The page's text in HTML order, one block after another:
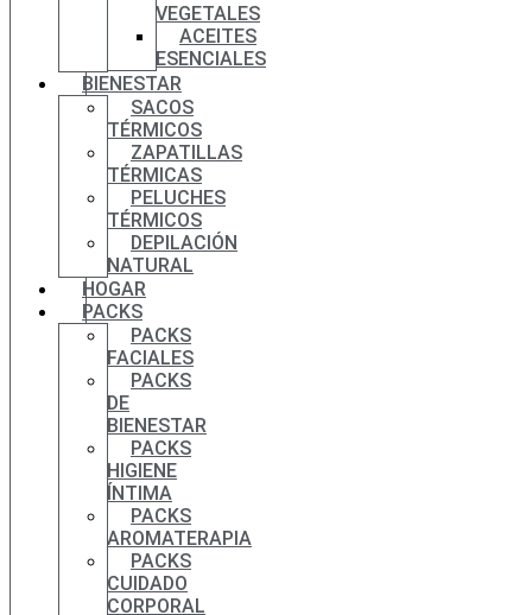
VEGETALES
ACEITES
ESENCIALES
BIENESTAR
SACOS
TÉRMICOS
ZAPATILLAS
TÉRMICAS
PELUCHES
TÉRMICOS
DEPILACIÓN
NATURAL
HOGAR
PACKS
PACKS
FACIALES
PACKS
DE
BIENESTAR
PACKS
HIGIENE
ÍNTIMA
PACKS
AROMATERAPIA
PACKS
CUIDADO
CORPORAL